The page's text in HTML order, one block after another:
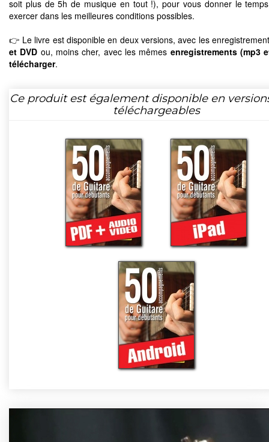
soit plus de 5h de musique en tout !), pour vous donner le
exercer dans les meilleures conditions possibles.
👉 Le livre est disponible en deux versions, avec les
et DVD ou, moins cher, avec les mêmes enregistrements (mp3
télécharger.
Ce produit est également disponible en
téléchargeables